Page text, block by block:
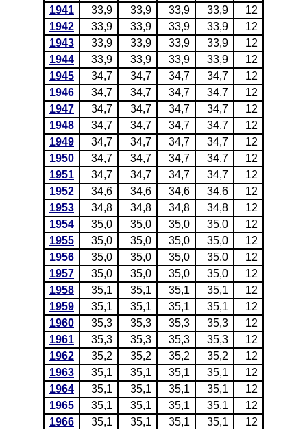
1941
33,9 33,9 33,9 33,9
12
1942
33,9 33,9 33,9 33,9
12
1943
33,9 33,9 33,9 33,9
12
1944
33,9 33,9 33,9 33,9
12
1945
34,7 34,7 34,7 34,7
12
1946
34,7 34,7 34,7 34,7
12
1947
34,7 34,7 34,7 34,7
12
1948
34,7 34,7 34,7 34,7
12
1949
34,7 34,7 34,7 34,7
12
1950
34,7 34,7 34,7 34,7
12
1951
34,7 34,7 34,7 34,7
12
1952
34,6 34,6 34,6 34,6
12
1953
34,8 34,8 34,8 34,8
12
1954
35,0 35,0 35,0 35,0
12
1955
35,0 35,0 35,0 35,0
12
1956
35,0 35,0 35,0 35,0
12
1957
35,0 35,0 35,0 35,0
12
1958
35,1 35,1 35,1 35,1
12
1959
35,1 35,1 35,1 35,1
12
1960
35,3 35,3 35,3 35,3
12
1961
35,3 35,3 35,3 35,3
12
1962
35,2 35,2 35,2 35,2
12
1963
35,1 35,1 35,1 35,1
12
1964
35,1 35,1 35,1 35,1
12
1965
35,1 35,1 35,1 35,1
12
1966
35,1 35,1 35,1 35,1
12